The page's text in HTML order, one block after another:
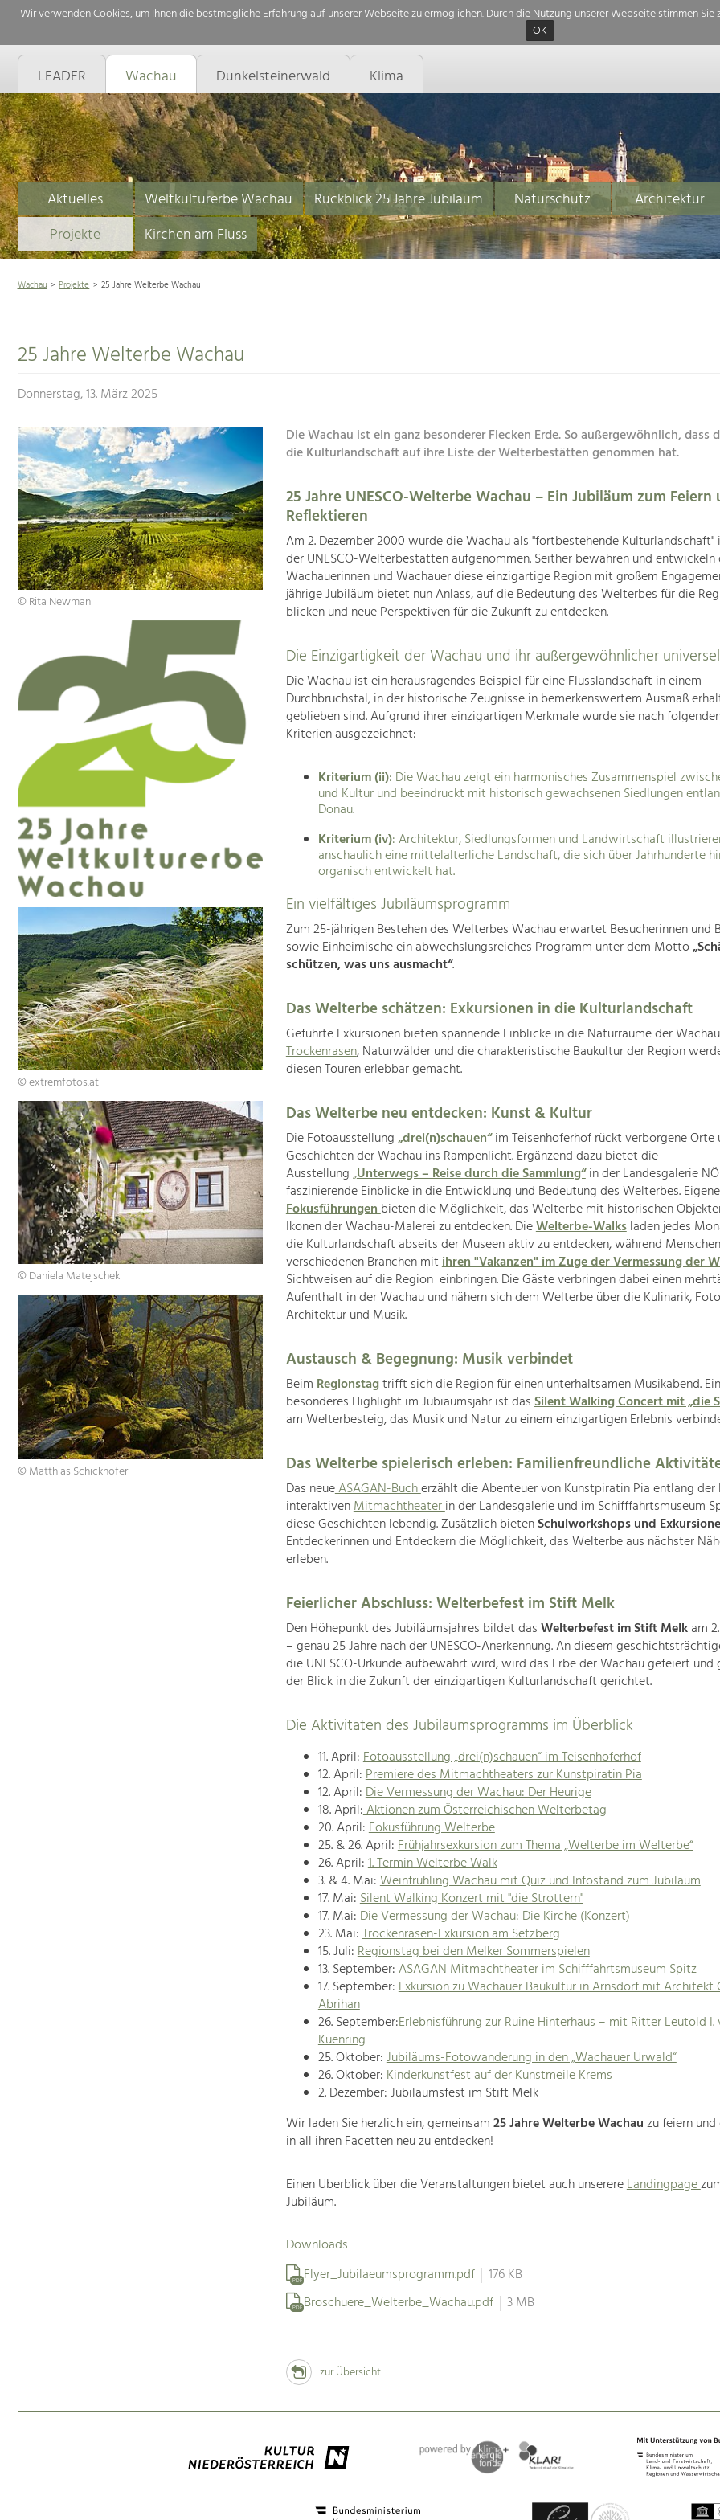
Wir verwenden Cookies, um Ihnen die bestmögliche Erfahrung auf unserer Webseite zu ermöglichen. Durch die Nutzung unserer Webseite stimmen
OK
LEADER Wachau Dunkelsteinerwald Klima
Aktuelles Weltkulturerbe Wachau Rückblick 25 Jahre Jubiläum Naturschutz Architektur
Projekte
Kirchen am Fluss
Wachau Projekte 25 Jahre Welterbe Wachau
25 Jahre Welterbe Wachau
Donnerstag, 13. März 2025
© Rita Newman
© extremfotos.at
© Daniela Matejschek
© Matthias Schickhofer
Die Wachau ist ein ganz besonderer Flecken Erde. So außergewöhnlich, dass
die Kulturlandschaft auf ihre Liste der Welterbestätten genommen hat.
25 Jahre UNESCO-Welterbe Wachau – Ein Jubiläum zum Feiern
Reflektieren
Am 2. Dezember 2000 wurde die Wachau als "fortbestehende
der UNESCO-Welterbestätten aufgenommen. Seither bewahren und entwickeln
Wachauerinnen und Wachauer diese einzigartige Region mit großem
jährige Jubiläum bietet nun Anlass, auf die Bedeutung des Welterbes für die
blicken und neue Perspektiven für die Zukunft zu entdecken.
Die Einzigartigkeit der Wachau und ihr außergewöhnlicher
Die Wachau ist ein herausragendes Beispiel für eine Flusslandschaft in einem
Durchbruchstal, in der historische Zeugnisse in bemerkenswertem Ausmaß
geblieben sind. Aufgrund ihrer einzigartigen Merkmale wurde sie nach
Kriterien ausgezeichnet:
Kriterium (ii): Die Wachau zeigt ein harmonisches Zusammenspiel
und Kultur und beeindruckt mit historisch gewachsenen Siedlungen
Donau.
Kriterium (iv): Architektur, Siedlungsformen und Landwirtschaft
anschaulich eine mittelalterliche Landschaft, die sich über Jahrhunderte
organisch entwickelt hat.
Ein vielfältiges Jubiläumsprogramm
Zum 25-jährigen Bestehen des Welterbes Wachau erwartet Besucherinnen und
sowie Einheimische ein abwechslungsreiches Programm unter dem Motto
schützen, was uns ausmacht“.
Das Welterbe schätzen: Exkursionen in die Kulturlandschaft
Geführte Exkursionen bieten spannende Einblicke in die Naturräume der
Trockenrasen, Naturwälder und die charakteristische Baukultur der Region
diesen Touren erlebbar gemacht.
Das Welterbe neu entdecken: Kunst & Kultur
Die Fotoausstellung„drei(n)schauen“im Teisenhoferhof rückt verborgene Orte
Geschichten der Wachau ins Rampenlicht. Ergänzend dazu bietet die
Ausstellung„Unterwegs – Reise durch die Sammlung“in der Landesgalerie NÖ
faszinierende Einblicke in die Entwicklung und Bedeutung des Welterbes. Eigene
Fokusführungenbieten die Möglichkeit, das Welterbe mit historischen
Ikonen der Wachau-Malerei zu entdecken. DieWelterbe-Walksladen jedes
die Kulturlandschaft abseits der Museen aktiv zu entdecken, während
verschiedenen Branchen mitihren "Vakanzen" im Zuge der Vermessung der
Sichtweisen auf die Region einbringen. Die Gäste verbringen dabei einen
Aufenthalt in der Wachau und nähern sich dem Welterbe über die Kulinarik,
Architektur und Musik.
Austausch & Begegnung: Musik verbindet
BeimRegionstagtrifft sich die Region für einen unterhaltsamen Musikabend. Ein
besonderes Highlight im Jubiäumsjahr ist dasSilent Walking Concert mit „die
am Welterbesteig, das Musik und Natur zu einem einzigartigen Erlebnis
Das Welterbe spielerisch erleben: Familienfreundliche
Das neueASAGAN-Bucherzählt die Abenteuer von Kunstpiratin Pia entlang der
interaktivenMitmachtheaterin der Landesgalerie und im Schifffahrtsmuseum
diese Geschichten lebendig. Zusätzlich bietenSchulworkshops und
Entdeckerinnen und Entdeckern die Möglichkeit, das Welterbe aus nächster
erleben.
Feierlicher Abschluss: Welterbefest im Stift Melk
Den Höhepunkt des Jubiläumsjahres bildet dasWelterbefest im Stift Melkam
– genau 25 Jahre nach der UNESCO-Anerkennung. An diesem
die UNESCO-Urkunde aufbewahrt wird, wird das Erbe der Wachau gefeiert
der Blick in die Zukunft der einzigartigen Kulturlandschaft gerichtet.
Die Aktivitäten des Jubiläumsprogramms im Überblick
11. April:Fotoausstellung „drei(n)schauen“ im Teisenhoferhof
12. April:Premiere des Mitmachtheaters zur Kunstpiratin Pia
12. April:Die Vermessung der Wachau: Der Heurige
18. April:Aktionen zum Österreichischen Welterbetag
20. April:Fokusführung Welterbe
25. & 26. April:Frühjahrsexkursion zum Thema „Welterbe im Welterbe“
26. April:1. Termin Welterbe Walk
3. & 4. Mai:Weinfrühling Wachau mit Quiz und Infostand zum Jubiläum
17. Mai:Silent Walking Konzert mit "die Strottern"
17. Mai:Die Vermessung der Wachau: Die Kirche (Konzert)
23. Mai:Trockenrasen-Exkursion am Setzberg
15. Juli:Regionstag bei den Melker Sommerspielen
13. September:ASAGAN Mitmachtheater im Schifffahrtsmuseum Spitz
17. September:Exkursion zu Wachauer Baukultur in Arnsdorf mit Architekt
Abrihan
26. September:Erlebnisführung zur Ruine Hinterhaus – mit Ritter Leutold I.
Kuenring
25. Oktober:Jubiläums-Fotowanderung in den „Wachauer Urwald“
26. Oktober:Kinderkunstfest auf der Kunstmeile Krems
2. Dezember: Jubiläumsfest im Stift Melk
Wir laden Sie herzlich ein, gemeinsam25 Jahre Welterbe Wachauzu feiern
in all ihren Facetten neu zu entdecken!
Einen Überblick über die Veranstaltungen bietet auch unserereLandingpage
Jubiläum.
Downloads
PDF Flyer_Jubilaeumsprogramm.pdf 176 KB
PDF Broschuere_Welterbe_Wachau.pdf 3 MB
zur Übersicht